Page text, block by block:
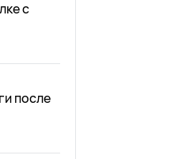
с
после